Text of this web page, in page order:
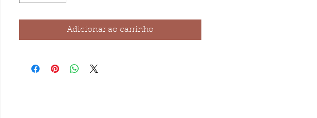
Adicionar ao carrinho